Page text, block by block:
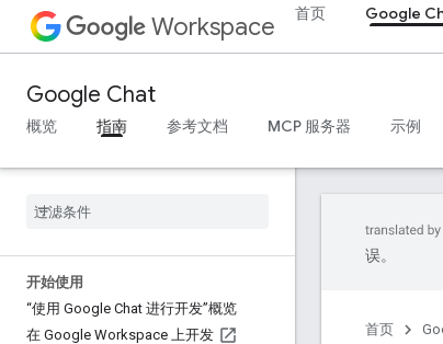
Workspace 首页 Google
Google Chat
概览 指南 参考文档 MCP 服务器 示例
开始使用
“使用 Google Chat 进行开发”概览
在 Google Workspace 上开发
误。
首页